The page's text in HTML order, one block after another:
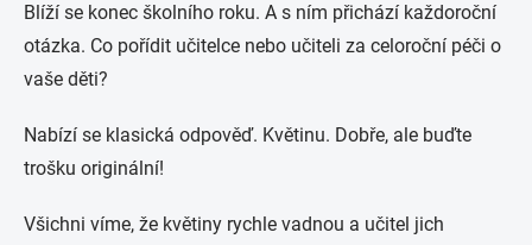
Blíží se konec školního roku. A s ním přichází každoroční
otázka. Co pořídit učitelce nebo učiteli za celoroční péči o
vaše děti?
Nabízí se klasická odpověď. Květinu. Dobře, ale buďte
trošku originální!
Všichni víme, že květiny rychle vadnou a učitel jich